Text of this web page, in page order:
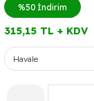
%50 İndirim
315,15 TL + KDV
Havale